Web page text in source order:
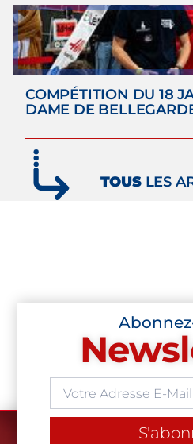
COMPÉTITION DU 18
DAME DE
TOUSLES